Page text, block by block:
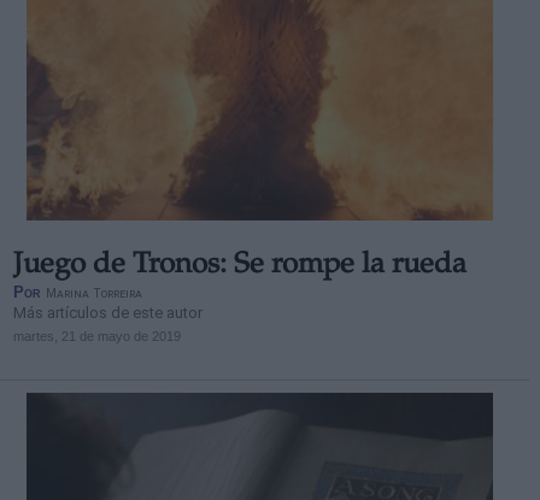
Juego de Tronos: Se rompe la rueda
Por Marina Torreira
Más artículos de este autor
martes, 21 de mayo de 2019